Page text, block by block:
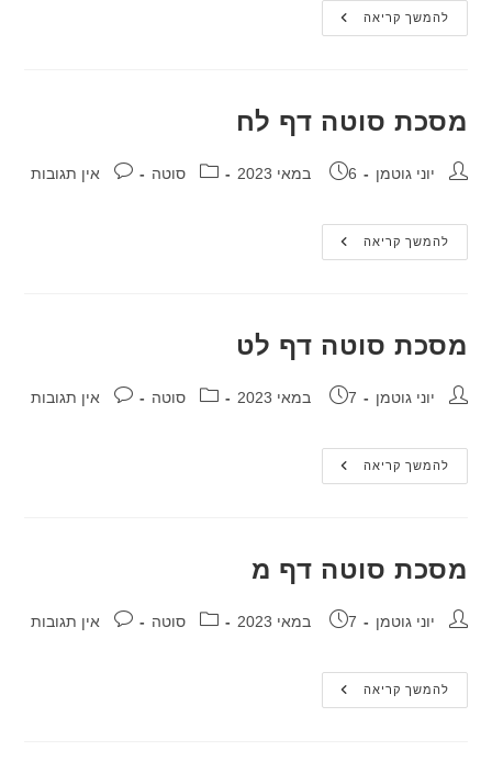
להמשך קריאהמסכת
סוטה
מסכת סוטה דף לח
מחבר:יוני גוטמן פורסם:
6 במאי 2023 קטגוריה:
סוטה תגובות:אין תגובות
להמשך קריאהמסכת
סוטה
מסכת סוטה דף לט
מחבר:יוני גוטמן פורסם:
7 במאי 2023 קטגוריה:
סוטה תגובות:אין תגובות
להמשך קריאהמסכת
סוטה
מסכת סוטה דף מ
מחבר:יוני גוטמן פורסם:
7 במאי 2023 קטגוריה:
סוטה תגובות:אין תגובות
להמשך קריאהמסכת
סוטה